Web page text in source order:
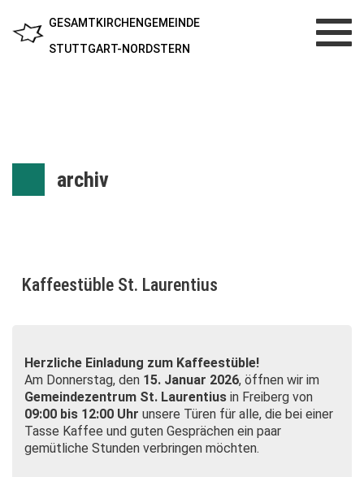
GESAMTKIRCHENGEMEINDE
STUTTGART-NORDSTERN
archiv
Kaffeestüble St. Laurentius
Herzliche Einladung zum Kaffeestüble!
Am Donnerstag, den 15. Januar 2026, öffnen wir im
Gemeindezentrum St. Laurentius in Freiberg von
09:00 bis 12:00 Uhr unsere Türen für alle, die bei einer
Tasse Kaffee und guten Gesprächen ein paar
gemütliche Stunden verbringen möchten.